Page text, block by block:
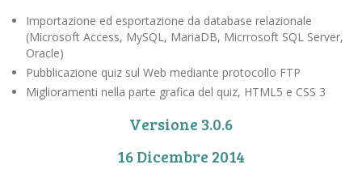
Importazione ed esportazione da database relazionale
(Microsoft Access, MySQL, MariaDB, Micrrosoft SQL Server,
Oracle)
Pubblicazione quiz sul Web mediante protocollo FTP
Miglioramenti nella parte grafica del quiz, HTML5 e CSS 3
Versione 3.0.6
16 Dicembre 2014